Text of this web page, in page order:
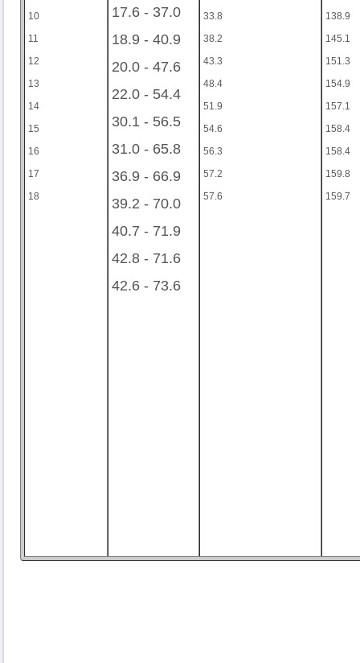
10
11
12
13
14
15
16
17
18
17.6 - 37.0
18.9 - 40.9
20.0 - 47.6
22.0 - 54.4
30.1 - 56.5
31.0 - 65.8
36.9 - 66.9
39.2 - 70.0
40.7 - 71.9
42.8 - 71.6
42.6 - 73.6
33.8
38.2
43.3
48.4
51.9
54.6
56.3
57.2
57.6
138.9
145.1
151.3
154.9
157.1
158.4
158.4
159.8
159.7